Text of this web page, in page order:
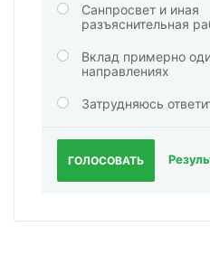
Санпросвет и иная
разъяснительная
Вклад примерно
направлениях
Затрудняюсь
ГОЛОСОВАТЬ